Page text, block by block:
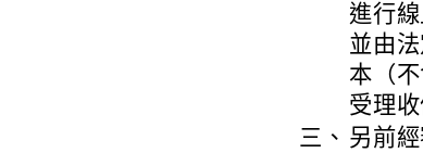
進行
並由
本（
受理
三、 另前